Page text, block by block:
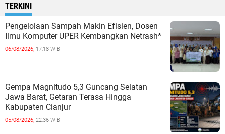
TERKINI
Pengelolaan Sampah Makin Efisien, Dosen
Ilmu Komputer UPER Kembangkan Netrash*
06/08/2026, 17:18 WIB
Gempa Magnitudo 5,3 Guncang Selatan
Jawa Barat, Getaran Terasa Hingga
Kabupaten Cianjur
05/08/2026, 22:36 WIB